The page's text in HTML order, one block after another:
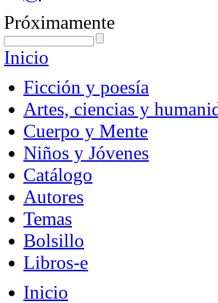
Próximamente
Inicio
Ficción y poesía
Artes, ciencias y
Cuerpo y Mente
Niños y Jóvenes
Catálogo
Autores
Temas
Bolsillo
Libros-e
Inicio